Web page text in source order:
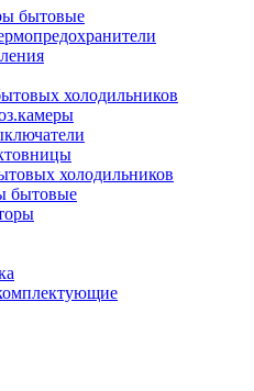
бытовые
холодильников
холодильников
бытовые